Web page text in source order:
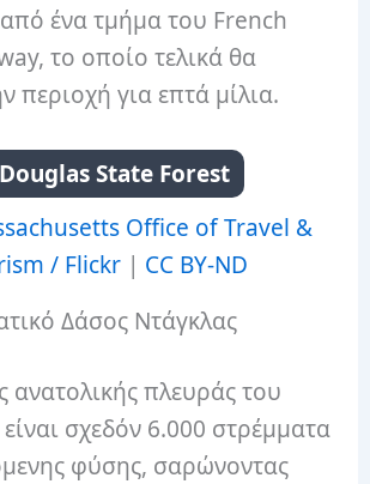
από ένα τμήμα του French
το οποίο τελικά θα
περιοχή για επτά μίλια.
State Forest
Office of Travel &
/ Flickr | CC BY-ND
Δάσος Ντάγκλας
ανατολικής πλευράς του
σχεδόν 6.000 στρέμματα
φύσης, σαρώνοντας